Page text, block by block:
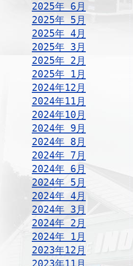
2025年 6月
2025年 5月
2025年 4月
2025年 3月
2025年 2月
2025年 1月
2024年12月
2024年11月
2024年10月
2024年 9月
2024年 8月
2024年 7月
2024年 6月
2024年 5月
2024年 4月
2024年 3月
2024年 2月
2024年 1月
2023年12月
2023年11月